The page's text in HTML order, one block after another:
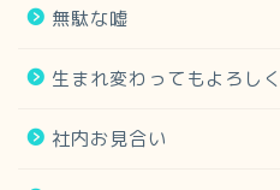
無駄な嘘
生まれ変わってもよろしく
社内お見合い